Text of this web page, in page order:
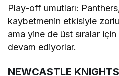
Play-off umutları:
kaybetmenin etkisiyle
ama yine de üst sıralar
devam ediyorlar.
NEWCASTLE KNIGHTS